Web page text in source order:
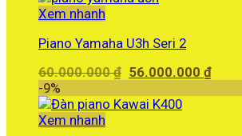
Xem nhanh
Piano Yamaha U3h Seri 2
60.000.000₫ Giá
là:
56.000.000₫Giá
-9%
Xem nhanh